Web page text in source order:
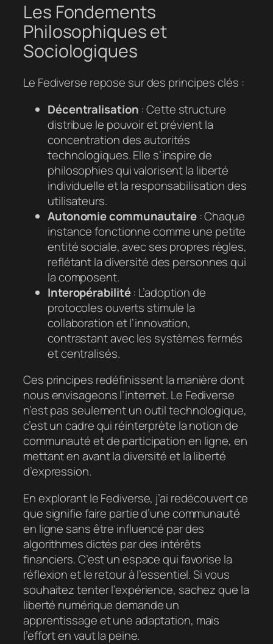
Les Fondements
Philosophiques et
Sociologiques
Le Fediverse repose sur des principes clés :
Décentralisation : Cette structure
distribue le pouvoir et prévient la
concentration des autorités
technologiques. Elle s’inspire de
philosophies qui valorisent la liberté
individuelle et la responsabilisation des
utilisateurs.
Autonomie communautaire: Chaque
instance fonctionne comme une petite
entité sociale, avec ses propres règles,
reflétant la diversité des personnes qui
la composent.
Interopérabilité: L’adoption de
protocoles ouverts stimule la
collaboration et l’innovation,
contrastant avec les systèmes fermés
et centralisés.
Ces principes redéfinissent la manière dont
nous envisageons l’internet. Le Fediverse
n’est pas seulement un outil technologique,
c’est un cadre qui réinterprète la notion de
communauté et de participation en ligne, en
mettant en avant la diversité et la liberté
d’expression.
En explorant le Fediverse, j’ai redécouvert ce
que signifie faire partie d’une communauté
en ligne sans être influencé par des
algorithmes dictés par des intérêts
financiers. C’est un espace qui favorise la
réflexion et le retour à l’essentiel. Si vous
souhaitez tenter l’expérience, sachez que la
liberté numérique demande un
apprentissage et une adaptation, mais
l’effort en vaut la peine.